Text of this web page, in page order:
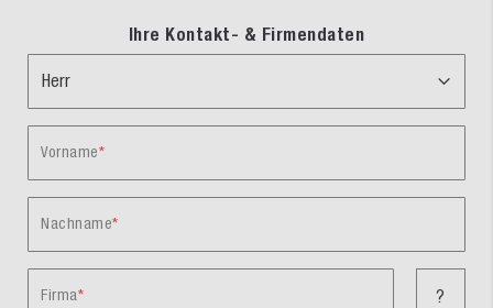
Ihre Kontakt- & Firmendaten
Vorname
Nachname
Firma ?